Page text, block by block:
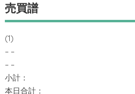
売買譜
(1)
– –
– –
小計：
本日合計：